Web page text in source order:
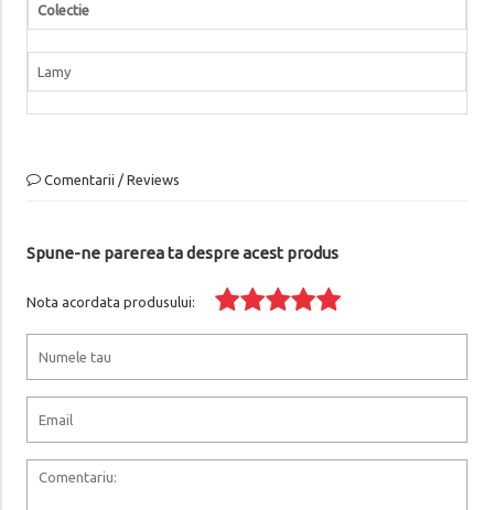
Colectie
Lamy
Comentarii / Reviews
Spune-ne parerea ta despre acest produs
Nota acordata produsului: